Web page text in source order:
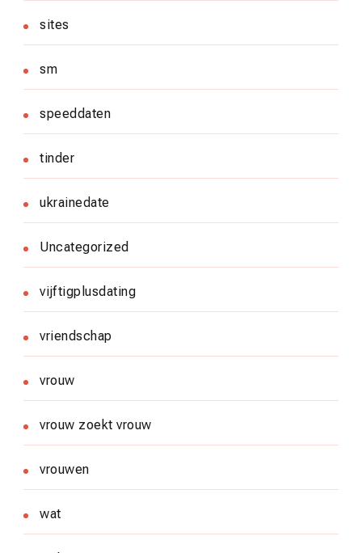
sites
sm
speeddaten
tinder
ukrainedate
Uncategorized
vijftigplusdating
vriendschap
vrouw
vrouw zoekt vrouw
vrouwen
wat